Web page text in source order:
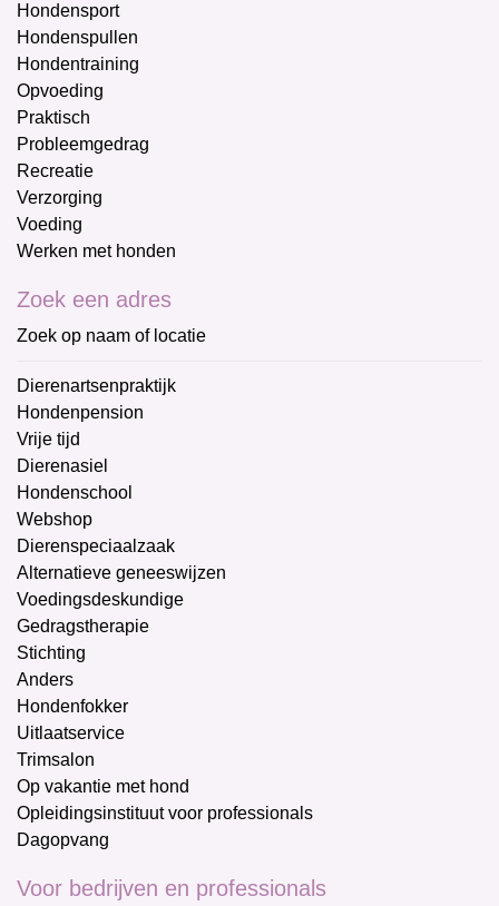
Hondensport
Hondenspullen
Hondentraining
Opvoeding
Praktisch
Probleemgedrag
Recreatie
Verzorging
Voeding
Werken met honden
Zoek een adres
Zoek op naam of locatie
Dierenartsenpraktijk
Hondenpension
Vrije tijd
Dierenasiel
Hondenschool
Webshop
Dierenspeciaalzaak
Alternatieve geneeswijzen
Voedingsdeskundige
Gedragstherapie
Stichting
Anders
Hondenfokker
Uitlaatservice
Trimsalon
Op vakantie met hond
Opleidingsinstituut voor professionals
Dagopvang
Voor bedrijven en professionals